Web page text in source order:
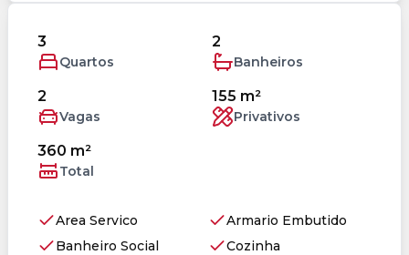
3
Quartos
2
Banheiros
2
Vagas
155 m²
Privativos
360 m²
Total
Area Servico
Armario Embutido
Banheiro Social
Cozinha